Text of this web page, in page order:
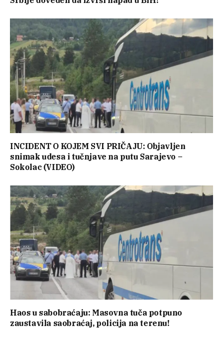
INCIDENT O KOJEM SVI PRIČAJU: Objavljen
snimak udesa i tučnjave na putu Sarajevo –
Sokolac (VIDEO)
Haos u sabobraćaju: Masovna tuča potpuno
zaustavila saobraćaj, policija na terenu!